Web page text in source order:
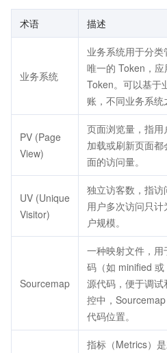
术语 描述
业务系统
业务系统用于分
唯一的 Token，
Token。可以基于
账，不同业务系统
PV (Page
View)
页面浏览量，指
加载或刷新页面
面的访问量。
UV (Unique
Visitor)
独立访客数，指
用户多次访问只
户规模。
Sourcemap
一种映射文件，
码（如 minified
源代码，便于调
控中，
代码位置。
指标（Metrics）